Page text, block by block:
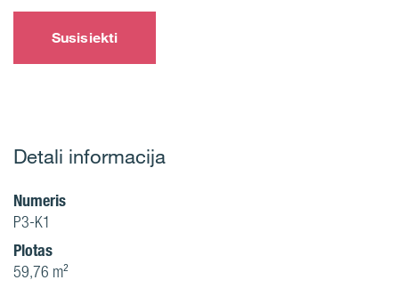
Susisiekti
Detali informacija
Numeris
P3-K1
Plotas
59,76 m²